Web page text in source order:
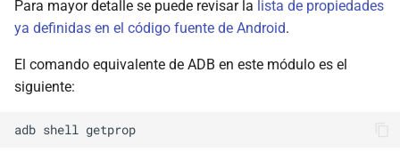
Para mayor detalle se puede revisar la lista de propiedades
ya definidas en el código fuente de Android.
El comando equivalente de ADB en este módulo es el
siguiente: